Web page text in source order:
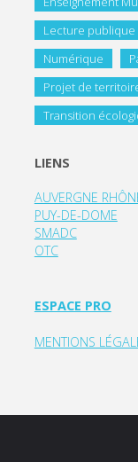
Lecture publique
Numérique
Projet de
Transition
LIENS
AUVERGNE
PUY-DE-DOME
SMADC
OTC
ESPACE PRO
MENTIONS